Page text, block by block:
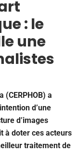
: le
une
(CERPHOB) a
d’une
d’images
à doter ces acteurs
traitement de